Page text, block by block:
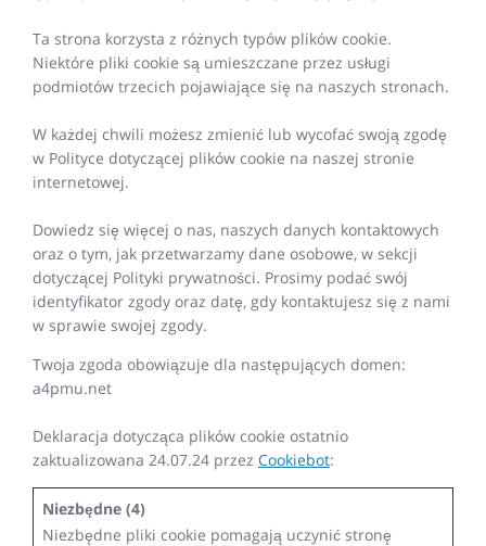
Ta strona korzysta z różnych typów plików cookie.
Niektóre pliki cookie są umieszczane przez usługi
podmiotów trzecich pojawiające się na naszych stronach.
W każdej chwili możesz zmienić lub wycofać swoją zgodę
w Polityce dotyczącej plików cookie na naszej stronie
internetowej.
Dowiedz się więcej o nas, naszych danych kontaktowych
oraz o tym, jak przetwarzamy dane osobowe, w sekcji
dotyczącej Polityki prywatności. Prosimy podać swój
identyfikator zgody oraz datę, gdy kontaktujesz się z nami
w sprawie swojej zgody.
Twoja zgoda obowiązuje dla następujących domen:
a4pmu.net
Deklaracja dotycząca plików cookie ostatnio
zaktualizowana 24.07.24 przez Cookiebot:
Niezbędne (4)
Niezbędne pliki cookie pomagają uczynić stronę